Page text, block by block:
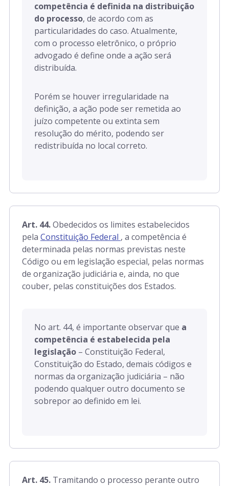
competência é definida na distribuição
do processo, de acordo com as
particularidades do caso. Atualmente,
com o processo eletrônico, o próprio
advogado é define onde a ação será
distribuída.
Porém se houver irregularidade na
definição, a ação pode ser remetida ao
juízo competente ou extinta sem
resolução do mérito, podendo ser
redistribuída no local correto.
Art. 44.Obedecidos os limites estabelecidos
pela Constituição Federal , a competência é
determinada pelas normas previstas neste
Código ou em legislação especial, pelas normas
de organização judiciária e, ainda, no que
couber, pelas constituições dos Estados.
No art. 44, é importante observar que a
competência é estabelecida pela
legislação – Constituição Federal,
Constituição do Estado, demais códigos e
normas da organização judiciária – não
podendo qualquer outro documento se
sobrepor ao definido em lei.
Art. 45. Tramitando o processo perante outro